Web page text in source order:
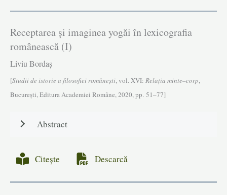
Receptarea și imaginea yogăi în lexicografia
românească (I)
Liviu Bordaș
[Studii de istorie a filosofiei româneşti, vol. XVI: Relația minte–corp,
Bucureşti, Editura Academiei Române, 2020, pp. 51–77]
Abstract
Citește Descarcă